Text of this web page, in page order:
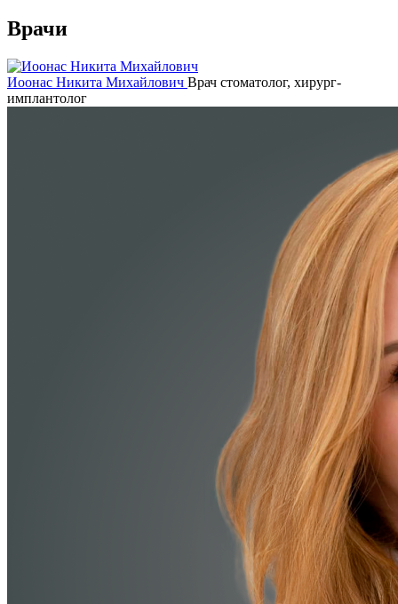
Врачи
Иоонас Никита Михайлович Врач стоматолог, хирург-
имплантолог